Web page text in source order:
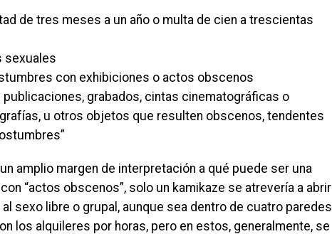
de tres meses a un año o multa de cien a trescientas
sexuales
con exhibiciones o actos obscenos
grabados, cintas cinematográficas o
u otros objetos que resulten obscenos, tendentes
amplio margen de interpretación a qué puede ser una
“actos obscenos”, solo un kamikaze se atrevería a abrir
sexo libre o grupal, aunque sea dentro de cuatro paredes
los alquileres por horas, pero en estos, generalmente, se